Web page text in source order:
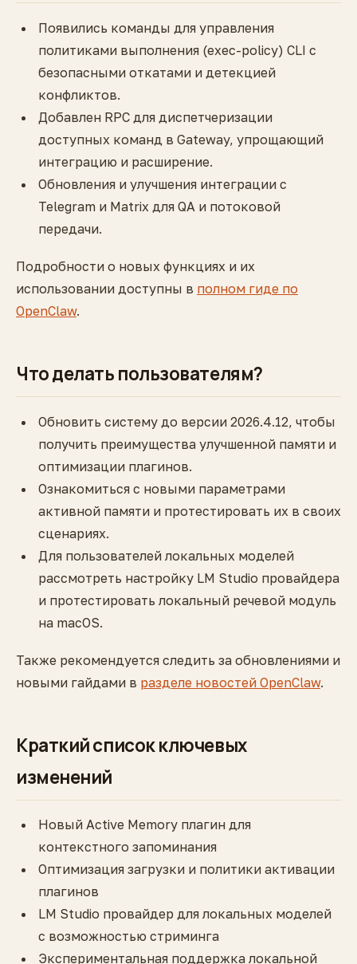
Появились команды для управления
политиками выполнения (exec-policy) CLI с
безопасными откатами и детекцией
конфликтов.
Добавлен RPC для диспетчеризации
доступных команд в Gateway, упрощающий
интеграцию и расширение.
Обновления и улучшения интеграции с
Telegram и Matrix для QA и потоковой
передачи.
Подробности о новых функциях и их
использовании доступны в полном гидe по
OpenClaw.
Что делать пользователям?
Обновить систему до версии 2026.4.12, чтобы
получить преимущества улучшенной памяти и
оптимизации плагинов.
Ознакомиться с новыми параметрами
активной памяти и протестировать их в своих
сценариях.
Для пользователей локальных моделей
рассмотреть настройку LM Studio провайдера
и протестировать локальный речевой модуль
на macOS.
Также рекомендуется следить за обновлениями и
новыми гайдами в разделе новостей OpenClaw.
Краткий список ключевых
изменений
Новый Active Memory плагин для
контекстного запоминания
Оптимизация загрузки и политики активации
плагинов
LM Studio провайдер для локальных моделей
с возможностью стриминга
Экспериментальная поддержка локальной